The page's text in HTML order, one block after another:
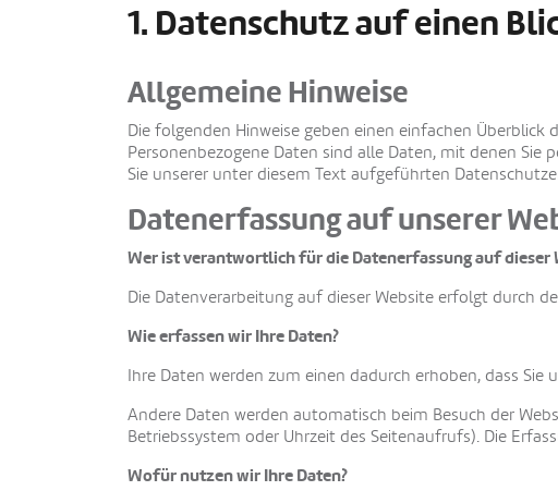
1. Datenschutz auf einen
Allgemeine Hinweise
Die folgenden Hinweise geben einen einfachen Überblick
Personenbezogene Daten sind alle Daten, mit denen
Sie unserer unter diesem Text aufgeführten
Datenerfassung auf unserer
Wer ist verantwortlich für die Datenerfassung auf dieser
Die Datenverarbeitung auf dieser Website erfolgt durch
Wie erfassen wir Ihre Daten?
Ihre Daten werden zum einen dadurch erhoben, dass
Andere Daten werden automatisch beim Besuch der
Betriebssystem oder Uhrzeit des Seitenaufrufs). Die
Wofür nutzen wir Ihre Daten?